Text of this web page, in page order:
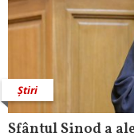
Știri